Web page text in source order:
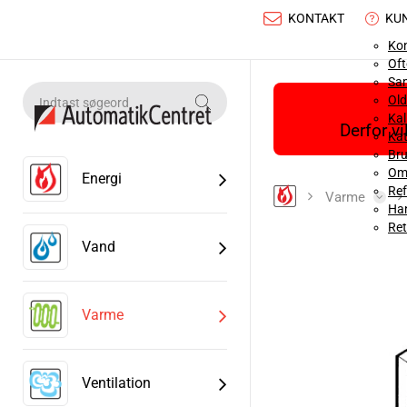
KONTAKT
Energi
Vand
Varme
Ventilation
Derfor
Varme